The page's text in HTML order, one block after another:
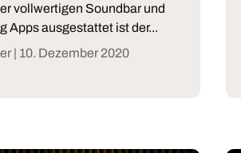
vollwertigen Soundbar und
Apps ausgestattet ist der...
| 10. Dezember 2020